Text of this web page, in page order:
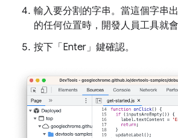
輸入要分割的字串。當這個字串
的任何位置時，開發人員工具就會
按下「Enter」 鍵確認。